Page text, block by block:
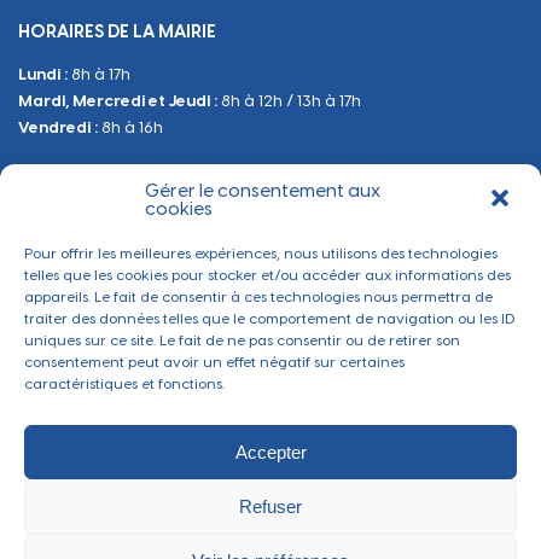
Gérer le consentement aux
cookies
Pour offrir les meilleures expériences, nous utilisons des technologies
telles que les cookies pour stocker et/ou accéder aux informations des
appareils. Le fait de consentir à ces technologies nous permettra de
traiter des données telles que le comportement de navigation ou les ID
uniques sur ce site. Le fait de ne pas consentir ou de retirer son
consentement peut avoir un effet négatif sur certaines
caractéristiques et fonctions.
Accepter
Refuser
Manifestations
Urbanisme
Sanitaire et Sécurité
HORAIRES DE LA MAIRIE
Lundi : 8h à 17h
Mardi, Mercredi et Jeudi : 8h à 12h / 13h à 17h
Vendredi : 8h à 16h
BESOIN D'INFORMATIONS
Contactez-nous
Ville de Thaon-les-Vosges ©2022 - Tous droits réservés